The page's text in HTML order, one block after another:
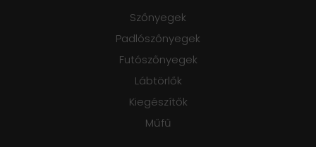
Szőnyegek
Padlószőnyegek
Futószőnyegek
Lábtörlők
Kiegészítők
Műfű